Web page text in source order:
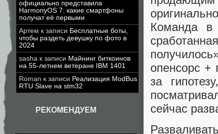
официально представила
HarmonyOS 7: какие смартфоны
получат её первыми
Артем к записи Бесплатные боты,
чтобы раздеть девушку по фото в
2024
sasha к записи Майнинг биткоинов
на 55-летнем ветеране IBM 1401
Roman к записи Реализация ModBus
RTU Slave на stm32
РЕКОМЕНДУЕМ
Команда
опенсорс +
за
сейчас